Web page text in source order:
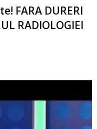
FARA DURERI
RADIOLOGIEI